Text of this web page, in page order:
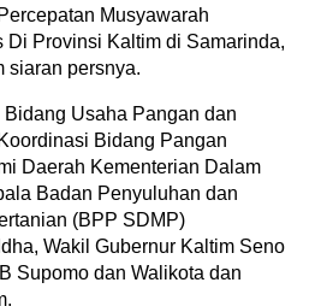
Musyawarah
Di Provinsi Kaltim di Samarinda,
siaran persnya.
Usaha Pangan dan
Bidang Pangan
Daerah Kementerian Dalam
Badan Penyuluhan dan
(BPP SDMP)
Wakil Gubernur Kaltim Seno
Supomo dan Walikota dan